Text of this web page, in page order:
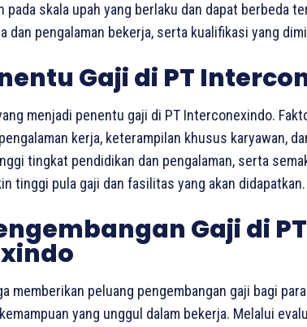
pada skala upah yang berlaku dan dapat berbeda
dan pengalaman bekerja, serta kualifikasi yang
Gaji di PT
menjadi penentu gaji di PT Interconexindo.
kerja, keterampilan khusus karyawan,
tingkat pendidikan dan pengalaman, serta
tinggi pula gaji dan fasilitas yang akan didapatkan.
Gaji di PT
memberikan peluang pengembangan gaji bagi
yang unggul dalam bekerja. Melalui